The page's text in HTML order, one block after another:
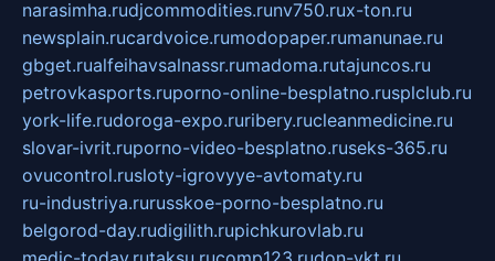
narasimha.rudjcommodities.runv750.rux-ton.ru
newsplain.rucardvoice.rumodopaper.rumanunae.ru
gbget.rualfeihavsalnassr.rumadoma.rutajuncos.ru
petrovkasports.ruporno-online-besplatno.rusplclub.ru
york-life.rudoroga-expo.ruribery.rucleanmedicine.ru
slovar-ivrit.ruporno-video-besplatno.ruseks-365.ru
ovucontrol.rusloty-igrovyye-avtomaty.ru
ru-industriya.rurusskoe-porno-besplatno.ru
belgorod-day.rudigilith.rupichkurovlab.ru